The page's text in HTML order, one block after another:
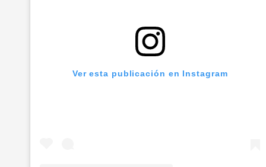
Ver esta publicación en Instagram